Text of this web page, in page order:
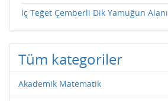
İç Teğet Çemberli Dik Yamuğun Alanı
Tüm kategoriler
Akademik Matematik